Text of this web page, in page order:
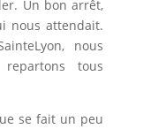
Un bon arrêt,
nous attendait.
nous
tous
se fait un peu